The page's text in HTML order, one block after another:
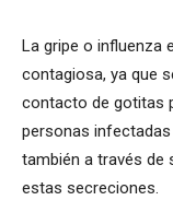
La gripe o influenza
contagiosa, ya que
contacto de gotitas
personas
también a través de
estas secreciones.